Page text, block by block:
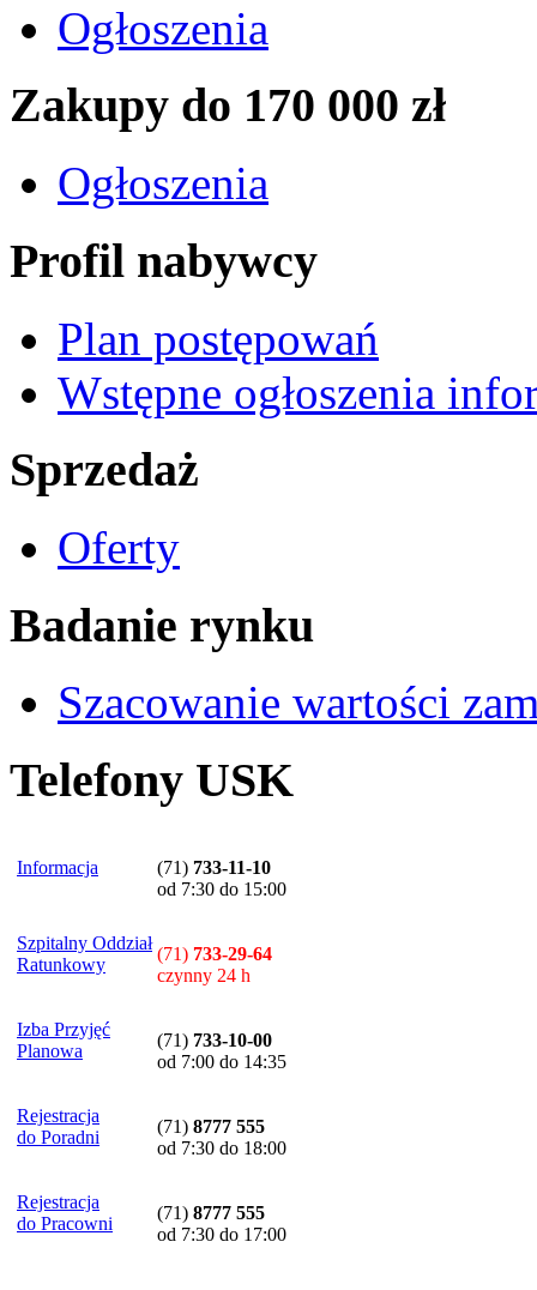
Ogłoszenia
Zakupy do 170 000 zł
Ogłoszenia
Profil nabywcy
Plan postępowań
Wstępne ogłoszenia
Sprzedaż
Oferty
Badanie rynku
Szacowanie wartości
Telefony USK
Informacja (71) 733-11-10
od 7:30 do 15:00
Szpitalny Oddział
Ratunkowy
(71) 733-29-64
czynny 24 h
Izba Przyjęć
Planowa
(71) 733-10-00
od 7:00 do 14:35
Rejestracja
do Poradni
(71) 8777 555
od 7:30 do 18:00
Rejestracja
do Pracowni
(71) 8777 555
od 7:30 do 17:00